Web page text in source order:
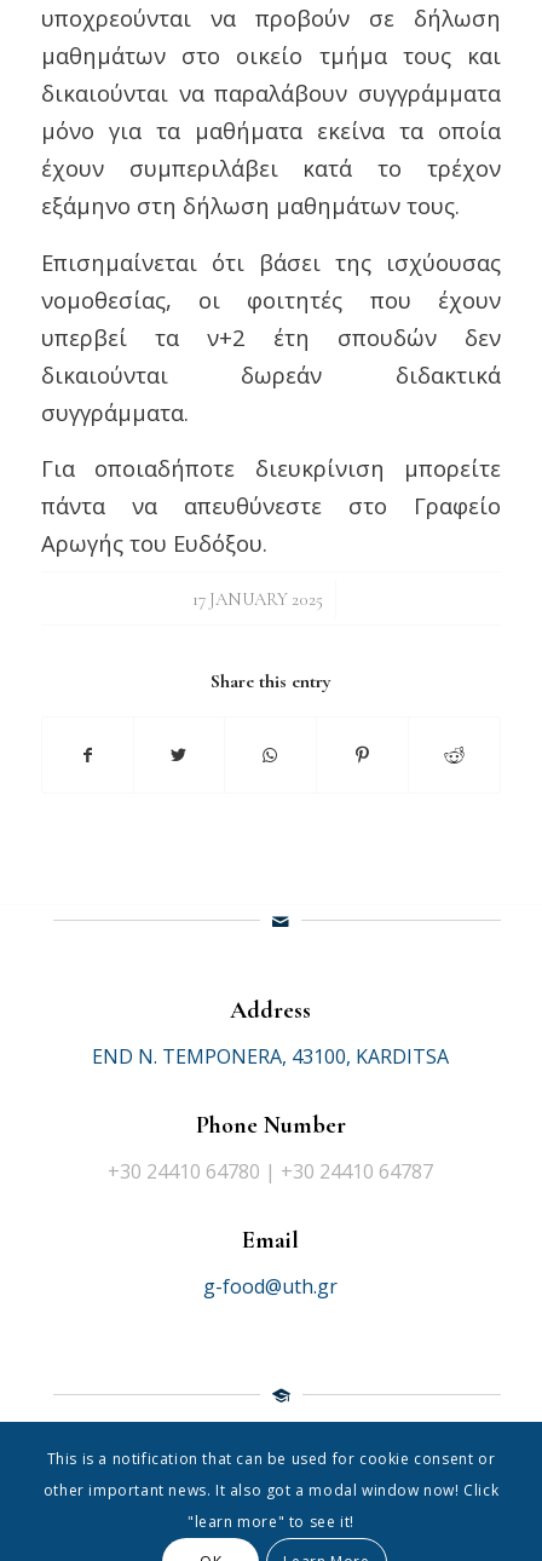
υποχρεούνται να προβούν σε δήλωση
μαθημάτων στο οικείο τμήμα τους και
δικαιούνται να παραλάβουν συγγράμματα
μόνο για τα μαθήματα εκείνα τα οποία
έχουν συμπεριλάβει κατά το τρέχον
εξάμηνο στη δήλωση μαθημάτων τους.
Επισημαίνεται ότι βάσει της ισχύουσας
νομοθεσίας, οι φοιτητές που έχουν
υπερβεί τα ν+2 έτη σπουδών δεν
δικαιούνται δωρεάν διδακτικά
συγγράμματα.
Για οποιαδήποτε διευκρίνιση μπορείτε
πάντα να απευθύνεστε στο Γραφείο
Αρωγής του Ευδόξου.
17 JANUARY 2025
/
Share this entry
Address
END N. TEMPONERA, 43100, KARDITSA
Phone Number
+30 24410 64780 | +30 24410 64787
Email
g-food@uth.gr
Thessaly
This is a notification that can be used for cookie consent or
other important news. It also got a modal window now! Click
"learn more" to see it!